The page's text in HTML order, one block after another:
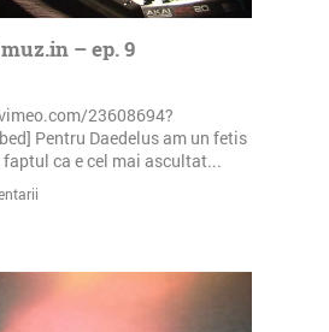
– ep. 9
23608694?
Pentru Daedelus am un fetis
ca e cel mai ascultat...